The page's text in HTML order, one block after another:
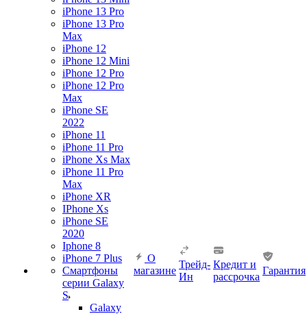
iPhone 13 Pro
iPhone 13 Pro
Max
iPhone 12
iPhone 12 Mini
iPhone 12 Pro
iPhone 12 Pro
Max
iPhone SE
2022
iPhone 11
iPhone 11 Pro
iPhone Xs Max
iPhone 11 Pro
Max
iPhone XR
IPhone Xs
iPhone SE
2020
Iphone 8
iPhone 7 Plus
Смартфоны
серии Galaxy
S
Galaxy
О
магазине
Трейд-
Ин
Кредит и
рассрочка
Гарантия